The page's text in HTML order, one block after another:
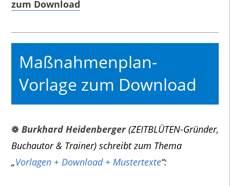
zum Download
Maßnahmenplan-
Vorlage zum Download
❁ Burkhard Heidenberger(ZEITBLÜTEN-Gründer,
Buchautor & Trainer) schreibt zum Thema
„Vorlagen + Download + Mustertexte“: